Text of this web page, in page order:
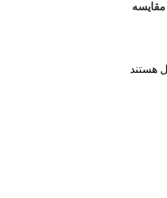
مقایسه
هستند